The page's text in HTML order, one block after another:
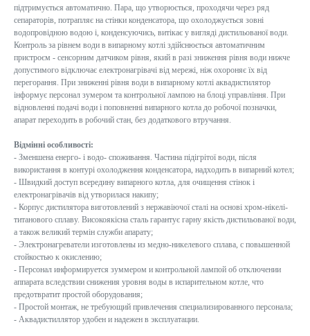
підтримується автоматично. Пара, що утворюється, проходячи через ряд
сепараторів, потрапляє на стінки конденсатора, що охолоджується зовні
водопровідною водою і, конденсуючись, витікає у вигляді дистильованої води.
Контроль за рівнем води в випарному котлі здійснюється автоматичним
пристроєм - сенсорним датчиком рівня, який в разі зниження рівня води нижче
допустимого відключає електронагрівачі від мережі, ніж охороняє їх від
перегорання. При зниженні рівня води в випарному котлі аквадистилятор
інформує персонал зумером та контрольної лампою на блоці управління. При
відновленні подачі води і поповненні випарного котла до робочої позначки,
апарат переходить в робочий стан, без додаткового втручання.
Відмінні особливості:
- Зменшена енерго- і водо- споживання. Частина підігрітої води, після
використання в контурі охолодження конденсатора, надходить в випарний котел;
- Швидкий доступ всередину випарного котла, для очищення стінок і
електронагрівачів від утворилася накипу;
- Корпус дистилятора виготовлений з нержавіючої сталі на основі хром-нікелі-
титанового сплаву. Високоякісна сталь гарантує гарну якість дистильованої води,
а також великий термін служби апарату;
- Электронагреватели изготовлены из медно-никелевого сплава, с повышенной
стойкостью к окислению;
- Персонал информируется зуммером и контрольной лампой об отключении
аппарата вследствии снижения уровня воды в испарительном котле, что
предотвратит простой оборудования;
- Простой монтаж, не требующий привлечения специализированного персонала;
- Аквадистиллятор удобен и надежен в эксплуатации.